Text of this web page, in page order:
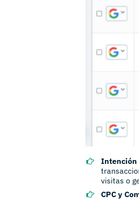
Intención
visitas o
CPC y